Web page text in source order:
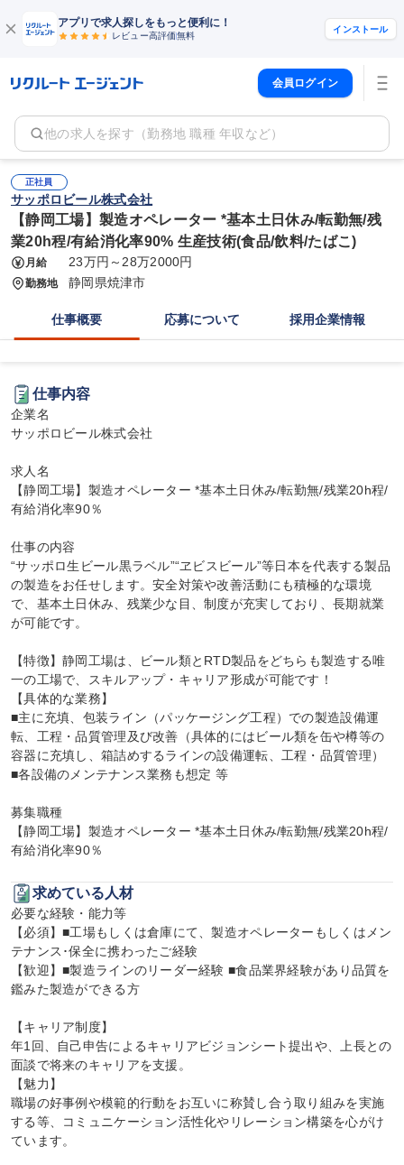
アプリで求人探しをもっと便利に！
レビュー高評価無料
インストール
会員ログイン
他の求人を探す（勤務地 職種 年収など）
正社員
サッポロビール株式会社
【静岡工場】製造オペレーター *基本土日休み/転勤無/残
業20h程/有給消化率90% 生産技術(食品/飲料/たばこ)
月給 23万円～28万2000円
勤務地 静岡県焼津市
仕事概要 応募について 採用企業情報
仕事内容
企業名
サッポロビール株式会社
求人名
【静岡工場】製造オペレーター *基本土日休み/転勤無/残業20h程/
有給消化率90％
仕事の内容
“サッポロ生ビール黒ラベル”“ヱビスビール”等日本を代表する製品
の製造をお任せします。安全対策や改善活動にも積極的な環境
で、基本土日休み、残業少な目、制度が充実しており、長期就業
が可能です。
【特徴】静岡工場は、ビール類とRTD製品をどちらも製造する唯
一の工場で、スキルアップ・キャリア形成が可能です！
【具体的な業務】
■主に充填、包装ライン（パッケージング工程）での製造設備運
転、工程・品質管理及び改善（具体的にはビール類を缶や樽等の
容器に充填し、箱詰めするラインの設備運転、工程・品質管理）
■各設備のメンテナンス業務も想定 等
募集職種
【静岡工場】製造オペレーター *基本土日休み/転勤無/残業20h程/
有給消化率90％
求めている人材
必要な経験・能力等
【必須】■工場もしくは倉庫にて、製造オペレーターもしくはメン
テナンス･保全に携わったご経験
【歓迎】■製造ラインのリーダー経験 ■食品業界経験があり品質を
鑑みた製造ができる方
【キャリア制度】
年1回、自己申告によるキャリアビジョンシート提出や、上長との
面談で将来のキャリアを支援。
【魅力】
職場の好事例や模範的行動をお互いに称賛し合う取り組みを実施
する等、コミュニケーション活性化やリレーション構築を心がけ
ています。